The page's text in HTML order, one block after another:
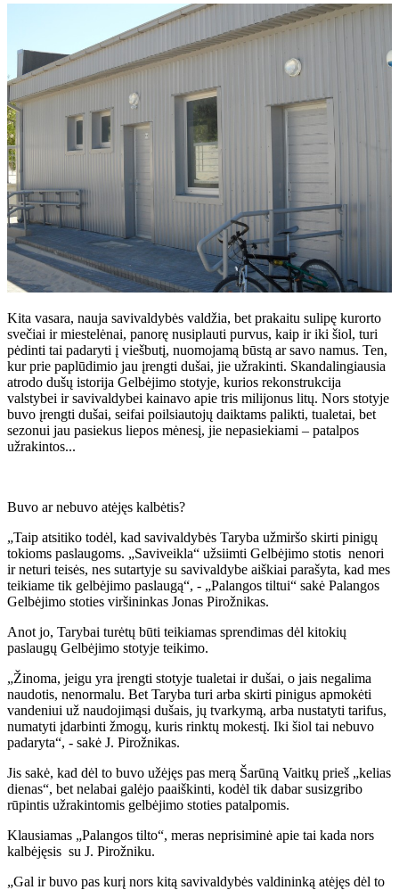
Kita vasara, nauja savivaldybės valdžia, bet prakaitu sulipę kurorto
svečiai ir miestelėnai, panorę nusiplauti purvus, kaip ir iki šiol, turi
pėdinti tai padaryti į viešbutį, nuomojamą būstą ar savo namus. Ten,
kur prie paplūdimio jau įrengti dušai, jie užrakinti. Skandalingiausia
atrodo dušų istorija Gelbėjimo stotyje, kurios rekonstrukcija
valstybei ir savivaldybei kainavo apie tris milijonus litų. Nors stotyje
buvo įrengti dušai, seifai poilsiautojų daiktams palikti, tualetai, bet
sezonui jau pasiekus liepos mėnesį, jie nepasiekiami – patalpos
užrakintos...
Buvo ar nebuvo atėjęs kalbėtis?
„Taip atsitiko todėl, kad savivaldybės Taryba užmiršo skirti pinigų
tokioms paslaugoms. „Saviveikla“ užsiimti Gelbėjimo stotis nenori
ir neturi teisės, nes sutartyje su savivaldybe aiškiai parašyta, kad mes
teikiame tik gelbėjimo paslaugą“, - „Palangos tiltui“ sakė Palangos
Gelbėjimo stoties viršininkas Jonas Pirožnikas.
Anot jo, Tarybai turėtų būti teikiamas sprendimas dėl kitokių
paslaugų Gelbėjimo stotyje teikimo.
„Žinoma, jeigu yra įrengti stotyje tualetai ir dušai, o jais negalima
naudotis, nenormalu. Bet Taryba turi arba skirti pinigus apmokėti
vandeniui už naudojimąsi dušais, jų tvarkymą, arba nustatyti tarifus,
numatyti įdarbinti žmogų, kuris rinktų mokestį. Iki šiol tai nebuvo
padaryta“, - sakė J. Pirožnikas.
Jis sakė, kad dėl to buvo užėjęs pas merą Šarūną Vaitkų prieš „kelias
dienas“, bet nelabai galėjo paaiškinti, kodėl tik dabar susizgribo
rūpintis užrakintomis gelbėjimo stoties patalpomis.
Klausiamas „Palangos tilto“, meras neprisiminė apie tai kada nors
kalbėjęsis su J. Pirožniku.
„Gal ir buvo pas kurį nors kitą savivaldybės valdininką atėjęs dėl to